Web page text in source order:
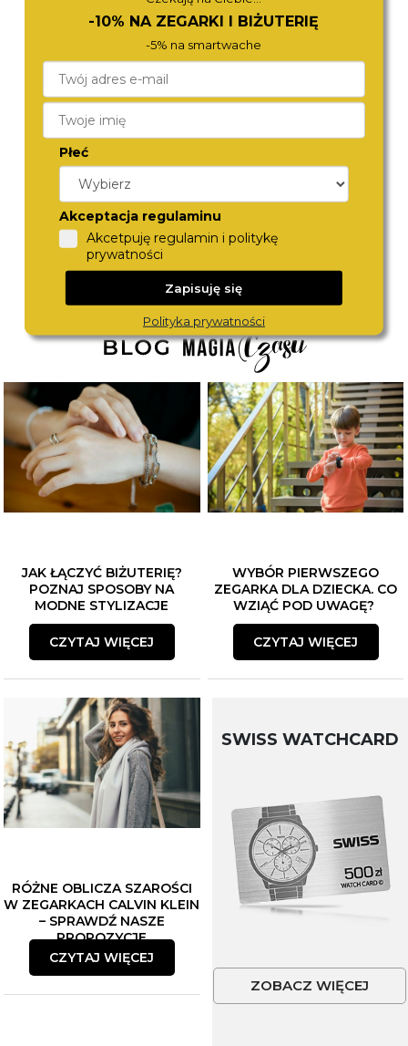
BERING
18640-568
490,-
LEE COOPER
LC08318.270
480,-
JAK ŁĄCZYĆ BIŻUTERIĘ?
POZNAJ SPOSOBY NA
MODNE STYLIZACJE
CZYTAJ WIĘCEJ
WYBÓR PIERWSZEGO
ZEGARKA DLA DZIECKA. CO
WZIĄĆ POD UWAGĘ?
CZYTAJ WIĘCEJ
RÓŻNE OBLICZA SZAROŚCI
W ZEGARKACH CALVIN KLEIN
– SPRAWDŹ NASZE
PROPOZYCJE
CZYTAJ WIĘCEJ
SWISS WATCHCARD
ZOBACZ WIĘCEJ
-10% NA ZEGARKI I BIŻUTERIĘ
-5% na smartwache
Płeć
Akceptacja regulaminu
Akcetpuję regulamin i politykę
prywatności
Zapisuję się
Polityka prywatności